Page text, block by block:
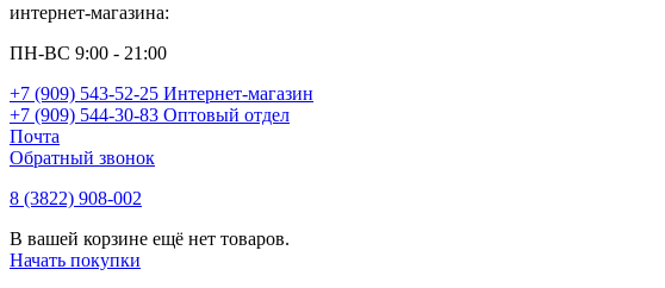
интернет-магазина:
ПН-ВС 9:00 - 21:00
+7 (909) 543-52-25 Интернет-магазин
+7 (909) 544-30-83 Оптовый отдел
Почта
Обратный звонок
8 (3822) 908-002
В вашей корзине ещё нет товаров.
Начать покупки